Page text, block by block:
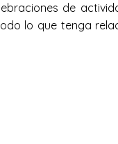
de
lo que tenga